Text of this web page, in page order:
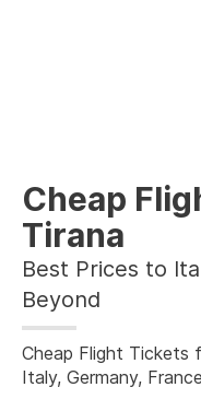
Cheap
Tirana
Best Prices to
Beyond
Cheap Flight Tickets
Italy, Germany,